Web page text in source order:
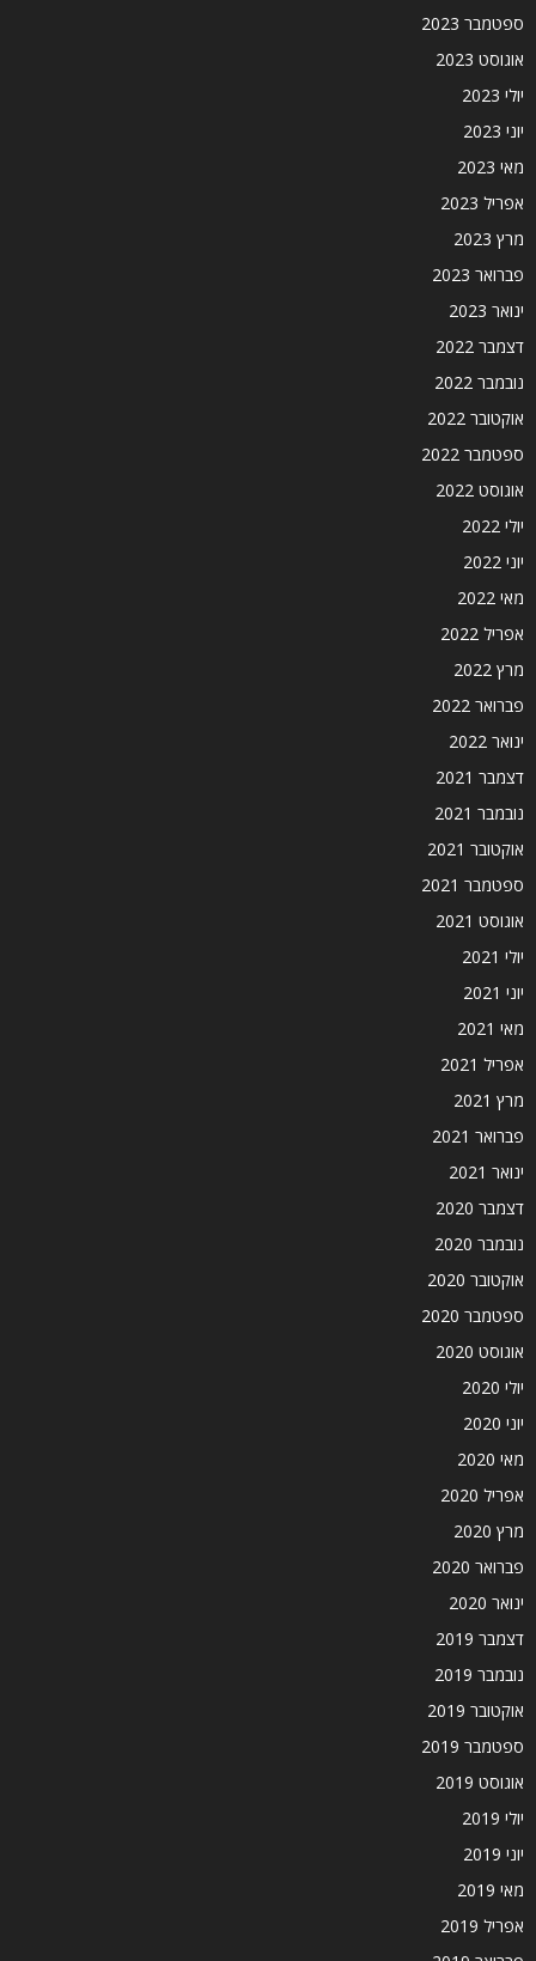
ספטמבר 2023
אוגוסט 2023
יולי 2023
יוני 2023
מאי 2023
אפריל 2023
מרץ 2023
פברואר 2023
ינואר 2023
דצמבר 2022
נובמבר 2022
אוקטובר 2022
ספטמבר 2022
אוגוסט 2022
יולי 2022
יוני 2022
מאי 2022
אפריל 2022
מרץ 2022
פברואר 2022
ינואר 2022
דצמבר 2021
נובמבר 2021
אוקטובר 2021
ספטמבר 2021
אוגוסט 2021
יולי 2021
יוני 2021
מאי 2021
אפריל 2021
מרץ 2021
פברואר 2021
ינואר 2021
דצמבר 2020
נובמבר 2020
אוקטובר 2020
ספטמבר 2020
אוגוסט 2020
יולי 2020
יוני 2020
מאי 2020
אפריל 2020
מרץ 2020
פברואר 2020
ינואר 2020
דצמבר 2019
נובמבר 2019
אוקטובר 2019
ספטמבר 2019
אוגוסט 2019
יולי 2019
יוני 2019
מאי 2019
אפריל 2019